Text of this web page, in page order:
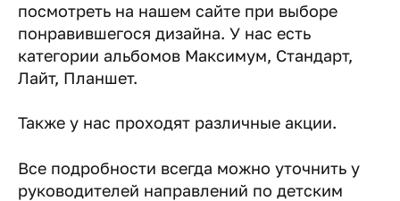
посмотреть на нашем сайте при выборе
понравившегося дизайна. У нас есть
категории альбомов Максимум, Стандарт,
Лайт, Планшет.
Также у нас проходят различные акции.
Все подробности всегда можно уточнить у
руководителей направлений по детским